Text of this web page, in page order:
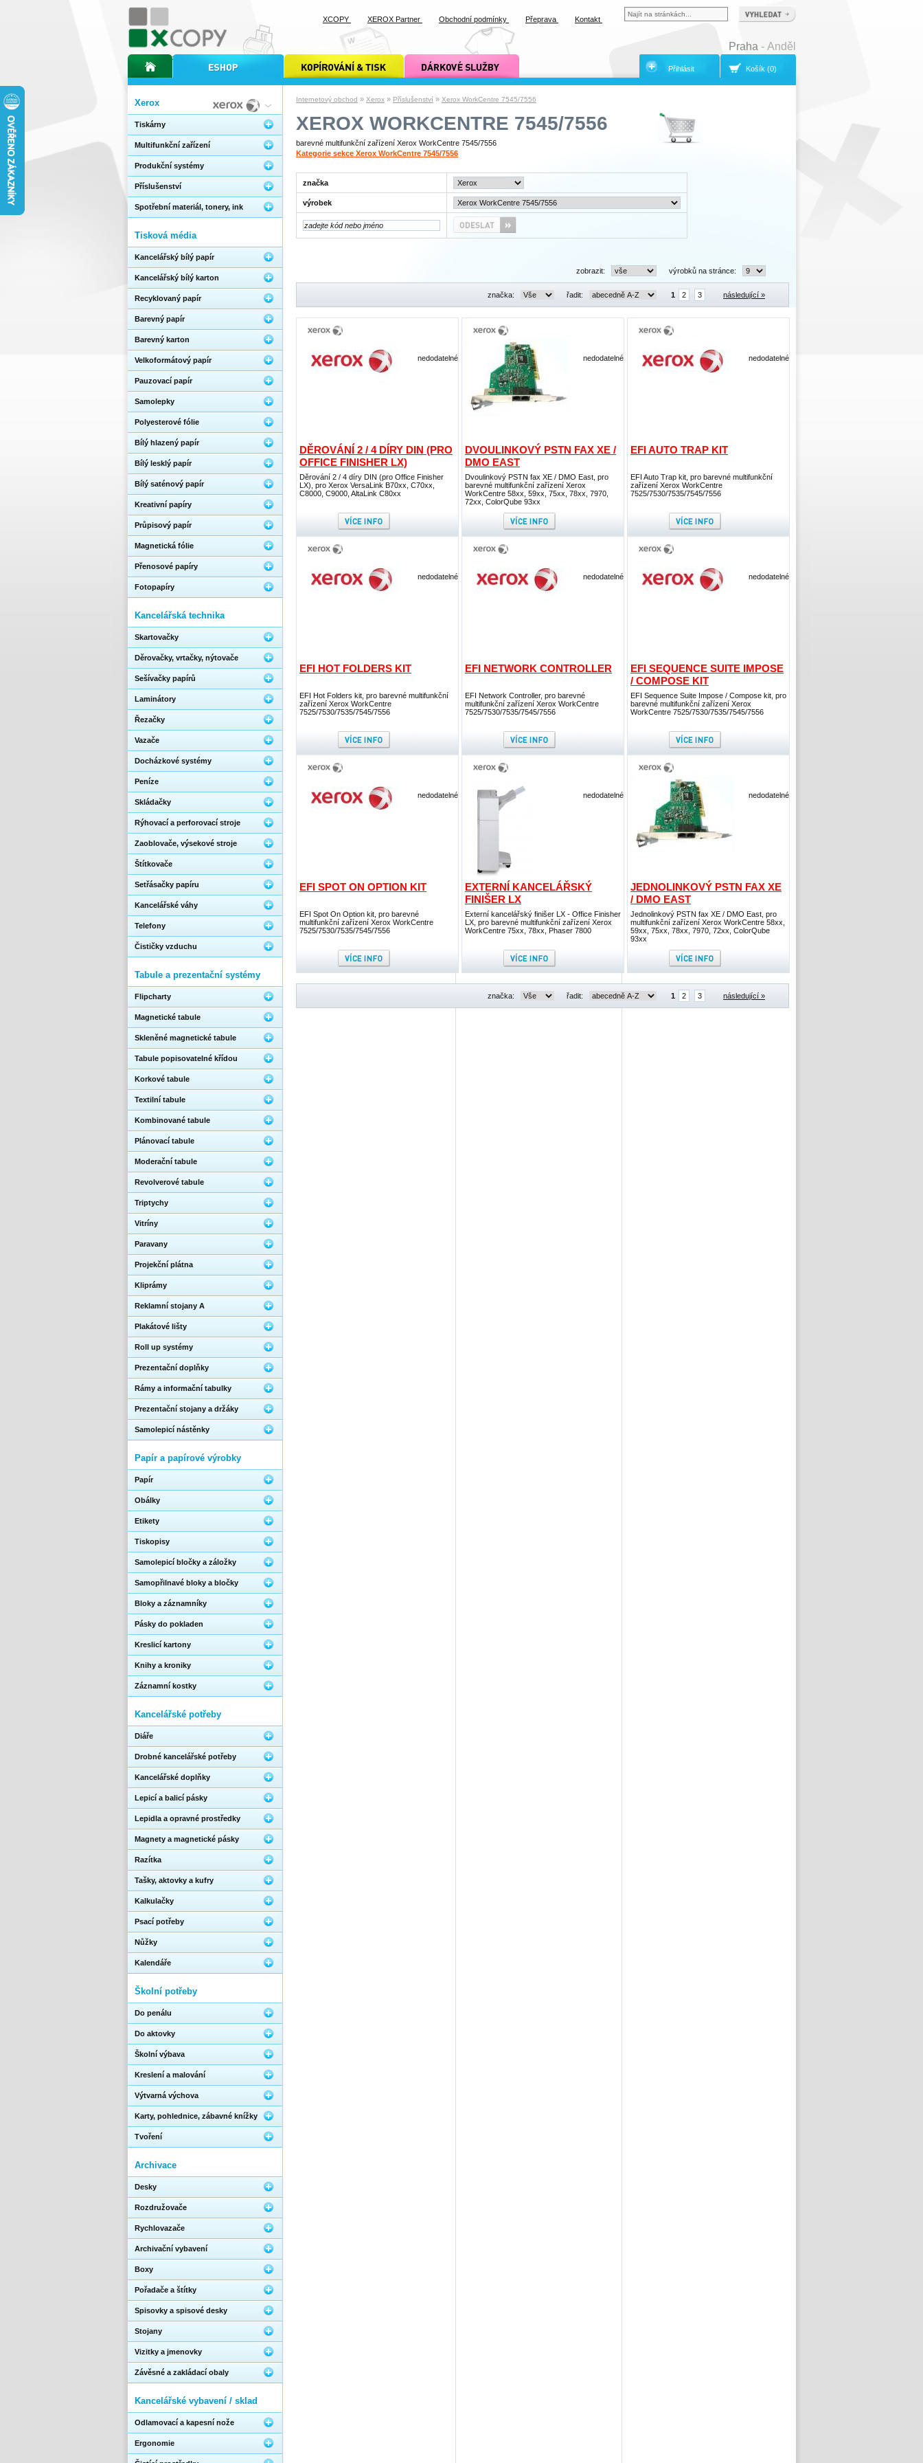
Internetový obchod » Xerox » Příslušenství » Xerox WorkCentre 7545/7556
XEROX WORKCENTRE 7545/7556
barevné multifunkční zařízení Xerox WorkCentre 7545/7556
Kategorie sekce Xerox WorkCentre 7545/7556
značka
výrobek
zobrazit: výrobků na stránce:
značka: řadit: 1 2 3 následující »
DĚROVÁNÍ 2 / 4 DÍRY DIN (PRO
OFFICE FINISHER LX)
Děrování 2 / 4 díry DIN (pro Office Finisher
LX), pro Xerox VersaLink B70xx, C70xx,
C8000, C9000, AltaLink C80xx
nedodatelné
DVOULINKOVÝ PSTN FAX XE /
DMO EAST
Dvoulinkový PSTN fax XE / DMO East, pro
barevné multifunkční zařízení Xerox
WorkCentre 58xx, 59xx, 75xx, 78xx, 7970,
72xx, ColorQube 93xx
nedodatelné
EFI AUTO TRAP KIT
EFI Auto Trap kit, pro barevné multifunkční
zařízení Xerox WorkCentre
7525/7530/7535/7545/7556
nedodatelné
EFI HOT FOLDERS KIT
EFI Hot Folders kit, pro barevné multifunkční
zařízení Xerox WorkCentre
7525/7530/7535/7545/7556
nedodatelné
EFI NETWORK CONTROLLER
EFI Network Controller, pro barevné
multifunkční zařízení Xerox WorkCentre
7525/7530/7535/7545/7556
nedodatelné
EFI SEQUENCE SUITE IMPOSE
/ COMPOSE KIT
EFI Sequence Suite Impose / Compose kit, pro
barevné multifunkční zařízení Xerox
WorkCentre 7525/7530/7535/7545/7556
nedodatelné
EFI SPOT ON OPTION KIT
EFI Spot On Option kit, pro barevné
multifunkční zařízení Xerox WorkCentre
7525/7530/7535/7545/7556
nedodatelné
EXTERNÍ KANCELÁŘSKÝ
FINIŠER LX
Externí kancelářský finišer LX - Office Finisher
LX, pro barevné multifunkční zařízení Xerox
WorkCentre 75xx, 78xx, Phaser 7800
nedodatelné
JEDNOLINKOVÝ PSTN FAX XE
/ DMO EAST
Jednolinkový PSTN fax XE / DMO East, pro
multifunkční zařízení Xerox WorkCentre 58xx,
59xx, 75xx, 78xx, 7970, 72xx, ColorQube
93xx
nedodatelné
značka: řadit: 1 2 3 následující »
Xerox
Tiskárny
Multifunkční zařízení
Produkční systémy
Příslušenství
Spotřební materiál, tonery, ink
Tisková média
Kancelářský bílý papír
Kancelářský bílý karton
Recyklovaný papír
Barevný papír
Barevný karton
Velkoformátový papír
Pauzovací papír
Samolepky
Polyesterové fólie
Bílý hlazený papír
Bílý lesklý papír
Bílý saténový papír
Kreativní papíry
Průpisový papír
Magnetická fólie
Přenosové papíry
Fotopapíry
Kancelářská technika
Skartovačky
Děrovačky, vrtačky, nýtovače
Sešívačky papírů
Laminátory
Řezačky
Vazače
Docházkové systémy
Peníze
Skládačky
Rýhovací a perforovací stroje
Zaoblovače, výsekové stroje
Štítkovače
Setřásačky papíru
Kancelářské váhy
Telefony
Čističky vzduchu
Tabule a prezentační systémy
Flipcharty
Magnetické tabule
Skleněné magnetické tabule
Tabule popisovatelné křídou
Korkové tabule
Textilní tabule
Kombinované tabule
Plánovací tabule
Moderační tabule
Revolverové tabule
Triptychy
Vitríny
Paravany
Projekční plátna
Kliprámy
Reklamní stojany A
Plakátové lišty
Roll up systémy
Prezentační doplňky
Rámy a informační tabulky
Prezentační stojany a držáky
Samolepicí nástěnky
Papír a papírové výrobky
Papír
Obálky
Etikety
Tiskopisy
Samolepicí bločky a záložky
Samopřilnavé bloky a bločky
Bloky a záznamníky
Pásky do pokladen
Kreslicí kartony
Knihy a kroniky
Záznamní kostky
Kancelářské potřeby
Diáře
Drobné kancelářské potřeby
Kancelářské doplňky
Lepicí a balicí pásky
Lepidla a opravné prostředky
Magnety a magnetické pásky
Razítka
Tašky, aktovky a kufry
Kalkulačky
Psací potřeby
Nůžky
Kalendáře
Školní potřeby
Do penálu
Do aktovky
Školní výbava
Kreslení a malování
Výtvarná výchova
Karty, pohlednice, zábavné knížky
Tvoření
Archivace
Desky
Rozdružovače
Rychlovazače
Archivační vybavení
Boxy
Pořadače a štítky
Spisovky a spisové desky
Stojany
Vizitky a jmenovky
Závěsné a zakládací obaly
Kancelářské vybavení / sklad
Odlamovací a kapesní nože
Ergonomie
úvodní stránka xcopyinternetový obchod xcopy kopírování a tisk xcopy dárkové služby xcopy
XCOPY XEROX Partner Obchodní podmínky Přeprava Kontakt
Praha - Anděl
Košík (0)
Přihlásit